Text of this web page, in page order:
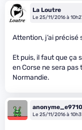
La Loutre
Le 25/11/2016 à
Attention, j’ai précisé
Et puis, il faut que ça
en Corse ne sera pas
Normandie.
Le 25/11/2016 à